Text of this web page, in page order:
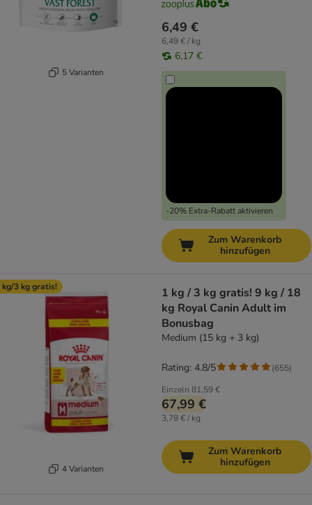
5 Varianten
6,49 €
6,49 € / kg
6,17 €
-20% Extra-Rabatt aktivieren
Zum Warenkorb
hinzufügen
kg/3 kg gratis!
4 Varianten
1 kg / 3 kg gratis! 9 kg / 18
kg Royal Canin Adult im
Bonusbag
Medium (15 kg + 3 kg)
Einzeln 81,59 €
67,99 €
3,78 € / kg
Rating: 4.8/5 (655)
Zum Warenkorb
hinzufügen